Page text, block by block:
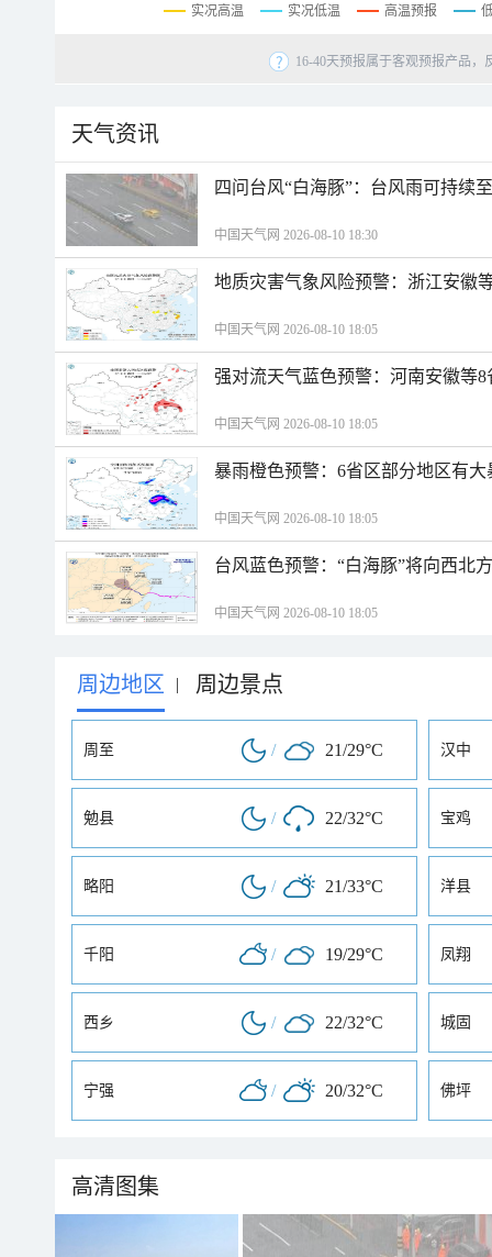
实况高温 实况低温 高温预报
16-40天预报属于客观预报产品
天气资讯
四问台风“白海豚”：台风雨可持续
中国天气网 2026-08-10 18:30
地质灾害气象风险预警：浙江安徽
中国天气网 2026-08-10 18:05
强对流天气蓝色预警：河南安徽等
中国天气网 2026-08-10 18:05
暴雨橙色预警：6省区部分地区有
中国天气网 2026-08-10 18:05
台风蓝色预警：“白海豚”将向西北
中国天气网 2026-08-10 18:05
周边地区 | 周边景点
周至 / 21/29°C 汉中
勉县 / 22/32°C 宝鸡
略阳 / 21/33°C 洋县
千阳 / 19/29°C 凤翔
西乡 / 22/32°C 城固
宁强 / 20/32°C 佛坪
高清图集